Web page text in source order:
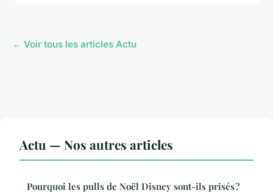
← Voir tous les articles Actu
Actu — Nos autres articles
Pourquoi les pulls de Noël Disney sont-ils prisés ?